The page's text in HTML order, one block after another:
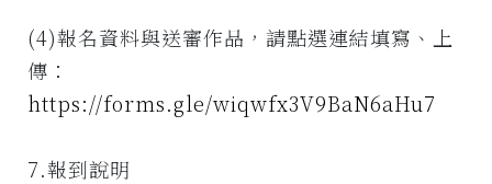
(4)報名資料與送審作品，請點選連結填寫、上
傳：
https://forms.gle/wiqwfx3V9BaN6aHu7
7.報到說明